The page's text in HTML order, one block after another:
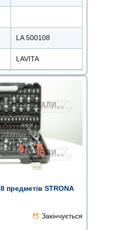
LA 500108
LAVITA
предметів STRONA
Закінчується